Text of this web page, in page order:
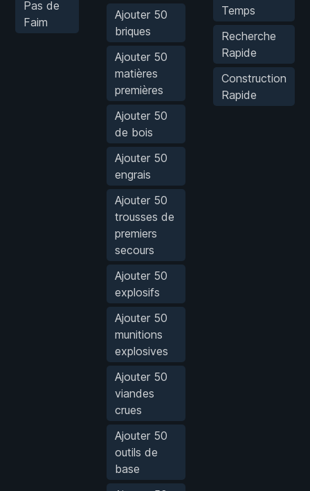
Pas de
Faim
Ajouter 50
briques
Ajouter 50
matières
premières
Ajouter 50
de bois
Ajouter 50
engrais
Ajouter 50
trousses de
premiers
secours
Ajouter 50
explosifs
Ajouter 50
munitions
explosives
Ajouter 50
viandes
crues
Ajouter 50
outils de
base
Temps
Recherche
Rapide
Construction
Rapide